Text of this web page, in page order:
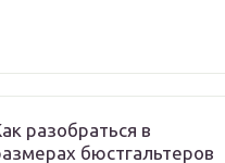
разобраться в
бюстгальтеров